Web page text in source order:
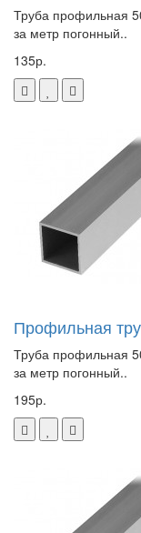
Труба профильная
за метр погонный..
135р.
Профильная
Труба профильная
за метр погонный..
195р.